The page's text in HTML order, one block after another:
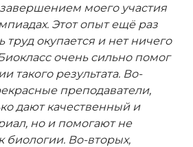
моего участия
Этот опыт ещё раз
труд окупается и нет ничего
очень сильно помог
такого результата. Во-
преподаватели,
дают качественный и
но и помогают не
биологии. Во-вторых,